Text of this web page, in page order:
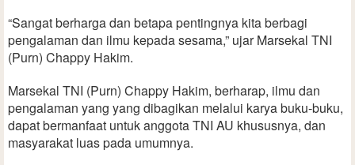
“Sangat berharga dan betapa pentingnya kita berbagi
pengalaman dan ilmu kepada sesama,” ujar Marsekal TNI
(Purn) Chappy Hakim.
Marsekal TNI (Purn) Chappy Hakim, berharap, ilmu dan
pengalaman yang yang dibagikan melalui karya buku-buku,
dapat bermanfaat untuk anggota TNI AU khususnya, dan
masyarakat luas pada umumnya.